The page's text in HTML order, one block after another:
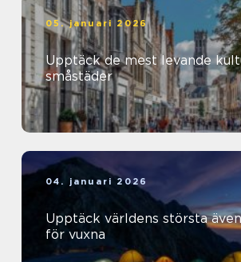
05. januari 2026
Upptäck de mest levande
småstäder
04. januari 2026
Upptäck världens största
för vuxna